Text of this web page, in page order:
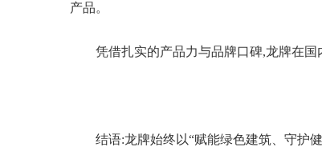
产品。
凭借扎实的产品力与品牌口碑,龙牌在国
结语:龙牌始终以“赋能绿色建筑、守护